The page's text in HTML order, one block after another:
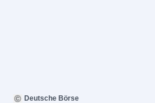
Deutsche Börse